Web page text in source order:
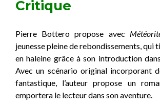
Critique
Pierre Bottero propose avec
jeunesse pleine de rebondissements, qui
en haleine grâce à son introduction
Avec un scénario original incorporant
fantastique, l’auteur propose un
emportera le lecteur dans son aventure.